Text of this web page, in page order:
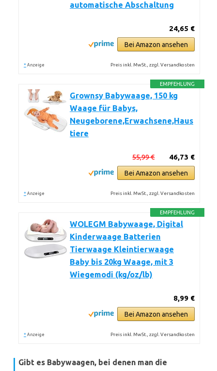
automatische Abschaltung
24,65 €
Bei Amazon ansehen
* Anzeige Preis inkl. MwSt., zzgl. Versandkosten
EMPFEHLUNG
Grownsy Babywaage, 150 kg
Waage für Babys,
Neugeborene,Erwachsene,Haus
tiere
46,73 €
55,99 €
Bei Amazon ansehen
* Anzeige Preis inkl. MwSt., zzgl. Versandkosten
EMPFEHLUNG
WOLEGM Babywaage, Digital
Kinderwaage Batterien
Tierwaage Kleintierwaage
Baby bis 20kg Waage, mit 3
Wiegemodi (kg/oz/lb)
8,99 €
Bei Amazon ansehen
* Anzeige Preis inkl. MwSt., zzgl. Versandkosten
Gibt es Babywaagen, bei denen man die